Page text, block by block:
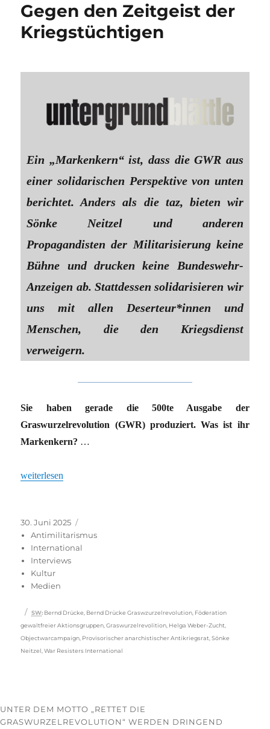
Gegen den Zeitgeist der
Kriegstüchtigen
Ein „Markenkern“ ist, dass die GWR aus
einer solidarischen Perspektive von unten
berichtet. Anders als die taz, bieten wir
Sönke Neitzel und anderen
Propagandisten der Militarisierung keine
Bühne und drucken keine Bundeswehr-
Anzeigen ab. Stattdessen solidarisieren wir
uns mit allen Deserteur*innen und
Menschen, die den Kriegsdienst
verweigern.
Sie haben gerade die 500te Ausgabe der
Graswurzelrevolution (GWR) produziert. Was ist ihr
Markenkern? …
„Gegen den Zeitgeist der Kriegstüchtigen“
weiterlesen
Veröffentlicht
am
30. Juni 2025
Antimilitarismus
International
Interviews
Kultur
Medien
Schlagwörter
SW: Bernd Drücke, Bernd Drücke Graswzurzelrevolution, Föderation
gewaltfreier Aktionsgruppen,Graswurzelrevolition, Helga Weber-Zucht,
Objectwarcampaign, Provisorischer anarchistischer Antikriegsrat,Sönke
Neitzel,War Resisters International
UNTER DEM MOTTO „RETTET DIE
GRASWURZELREVOLUTION“ WERDEN DRINGEND